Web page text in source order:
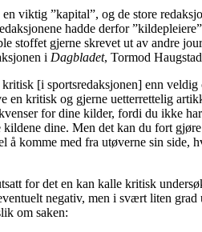
viktig ”kapital”, og de store
hadde derfor
stoffet gjerne skrevet ut av andre
i Dagbladet, Tormod
[i sportsredaksjonen] enn veldig
en kritisk og gjerne uetterrettelig
for dine kilder, fordi du ikke
dine. Men det kan du fort
å komme med fra utøverne sin side,
for det en kan kalle kritisk
negativ, men i svært liten grad
om saken: